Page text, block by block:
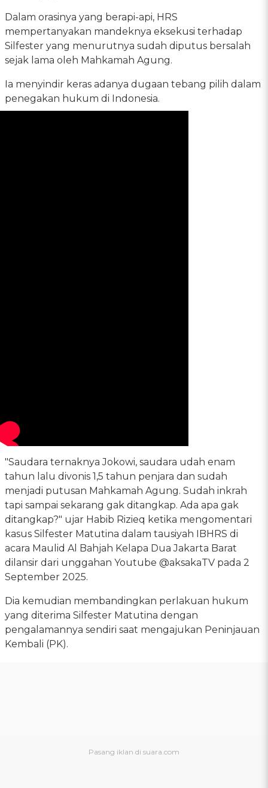
Dalam orasinya yang berapi-api, HRS
mempertanyakan mandeknya eksekusi terhadap
Silfester yang menurutnya sudah diputus bersalah
sejak lama oleh Mahkamah Agung.
Ia menyindir keras adanya dugaan tebang pilih dalam
penegakan hukum di Indonesia.
"Saudara ternaknya Jokowi, saudara udah enam
tahun lalu divonis 1,5 tahun penjara dan sudah
menjadi putusan Mahkamah Agung. Sudah inkrah
tapi sampai sekarang gak ditangkap. Ada apa gak
ditangkap?" ujar Habib Rizieq ketika mengomentari
kasus Silfester Matutina dalam tausiyah IBHRS di
acara Maulid Al Bahjah Kelapa Dua Jakarta Barat
dilansir dari unggahan Youtube @aksakaTV pada 2
September 2025.
Dia kemudian membandingkan perlakuan hukum
yang diterima Silfester Matutina dengan
pengalamannya sendiri saat mengajukan Peninjauan
Kembali (PK).